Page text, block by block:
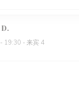
D
- 19:30 - 来宾 4